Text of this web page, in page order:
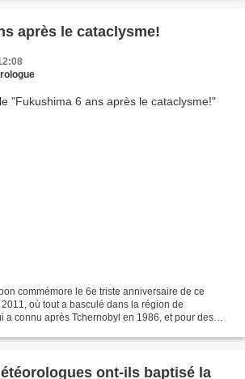
après le cataclysme!
commémore le 6e triste anniversaire de ce
où tout a basculé dans la région de
a connu après Tchernobyl en 1986, et pour des
ont-ils baptisé la